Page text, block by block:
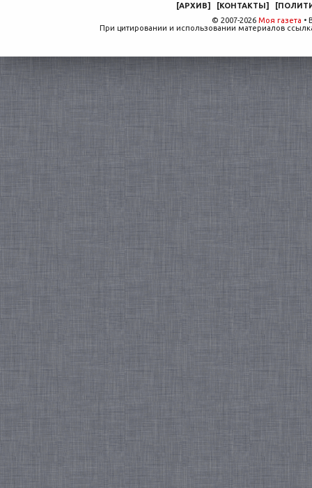
[АРХИВ] [КОНТАКТЫ] [
© 2007-2026 Моя газета •
При цитировании и использовании материалов